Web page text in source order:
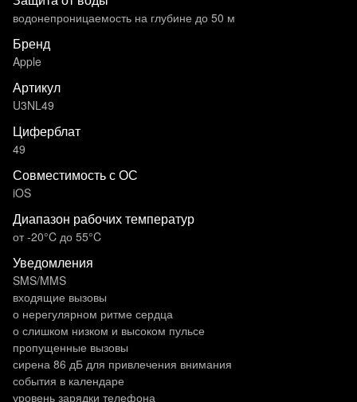
водонепроницаемость на глубине до 50 м
Бренд
Apple
Артикул
U3NL49
Циферблат
49
Совместимость с ОС
iOS
Диапазон рабочих температур
от -20°C до 55°C
Уведомления
SMS/MMS
входящие вызовы
о нерегулярном ритме сердца
о слишком низком и высоком пульсе
пропущенные вызовы
сирена 86 дБ для привлечения внимания
события в календаре
уровень зарядки телефона